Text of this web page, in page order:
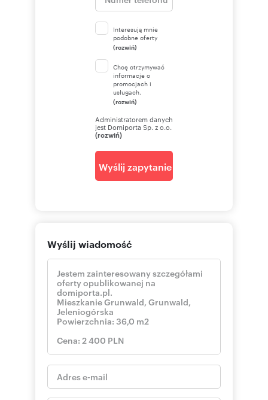
Interesują mnie
podobne oferty
(rozwiń)
Chcę otrzymywać
informacje o
promocjach i
usługach.
(rozwiń)
Administratorem danych
jest Domiporta Sp. z o.o.
(rozwiń)
Wyślij zapytanie
Wyślij wiadomość